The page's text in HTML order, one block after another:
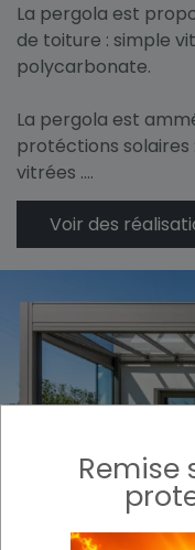
La pergola est
de toiture : simple
polycarbonate.
La pergola est
protéctions solaires
vitrées ....
Voir des
Remise